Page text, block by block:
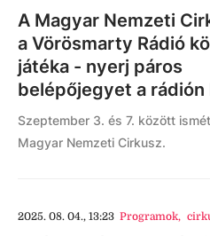
A Magyar Nemzeti
a Vörösmarty Rádió
játéka - nyerj páros
belépőjegyet a
Szeptember 3. és 7. között
Magyar Nemzeti Cirkusz.
2025. 08. 04., 13:23 Programok,